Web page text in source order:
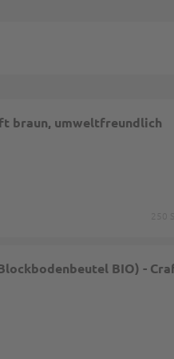
braun, umweltfreundlich
BIO) -